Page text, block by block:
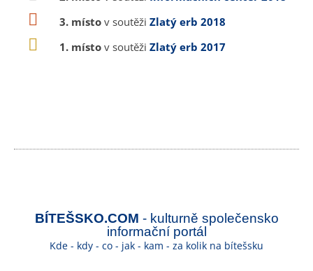
3. místo v soutěži Zlatý erb 2018
1. místo v soutěži Zlatý erb 2017
BÍTEŠSKO.COM - kulturně společensko
informační portál
Kde - kdy - co - jak - kam - za kolik na bítešsku